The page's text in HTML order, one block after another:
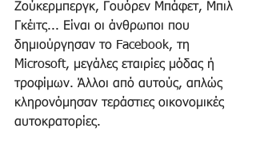
Ζούκερμπεργκ, Γουόρεν Μπάφετ, Μπιλ
Γκέιτς... Είναι οι άνθρωποι που
δημιούργησαν το Facebook, τη
Microsoft, μεγάλες εταιρίες μόδας ή
τροφίμων. Άλλοι από αυτούς, απλώς
κληρονόμησαν τεράστιες οικονομικές
αυτοκρατορίες.